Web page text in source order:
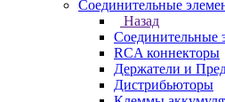
Соединительные
Назад
Соединительные
RCA коннекторы
Держатели и
Дистрибьюторы